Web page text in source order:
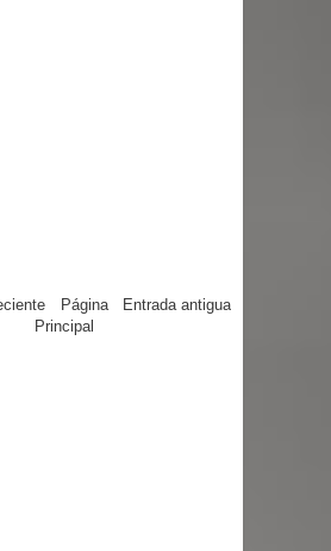
Entrada antigua
Página
Principal